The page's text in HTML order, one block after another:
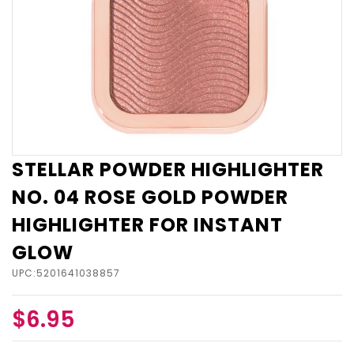
STELLAR POWDER HIGHLIGHTER
NO. 04 ROSE GOLD POWDER
HIGHLIGHTER FOR INSTANT
GLOW
UPC:5201641038857
$6.95